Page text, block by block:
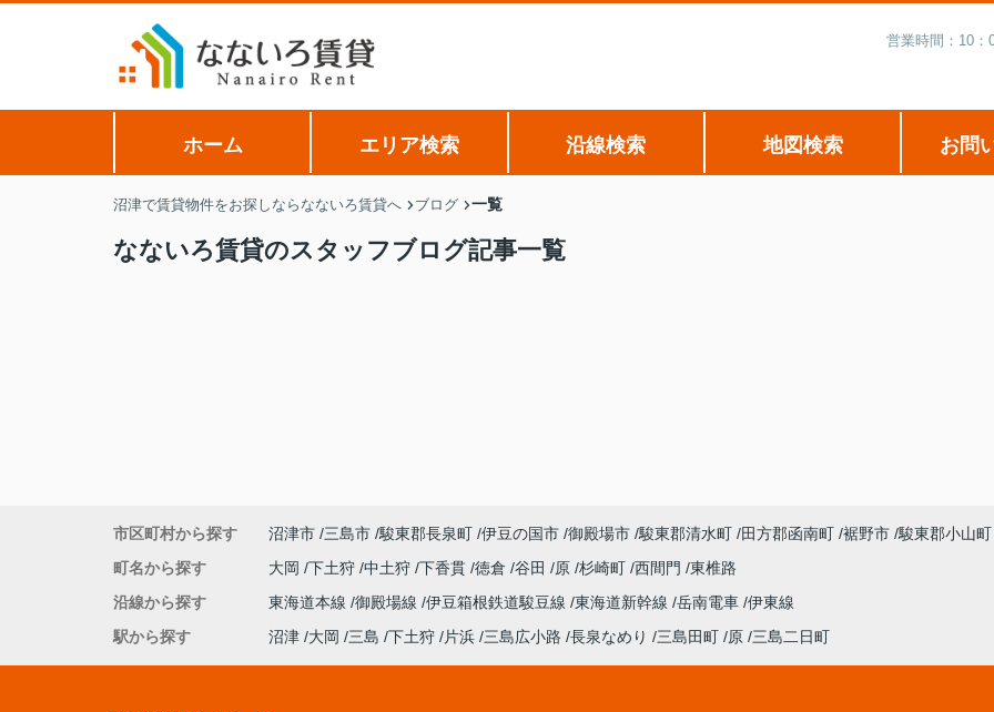
営業時間：10
ホーム エリア検索 沿線検索 地図検索 お問
沼津で賃貸物件をお探しならなないろ賃貸へ ブログ 一覧
なないろ賃貸のスタッフブログ記事一覧
市区町村から探す 沼津市 三島市 駿東郡長泉町 伊豆の国市 御殿場市 駿東郡清水町 田方郡函南町 裾野市 駿東郡小山町
町名から探す
大岡 下土狩 中土狩 下香貫 徳倉 谷田 原 杉崎町 西間門
東椎路
沿線から探す
東海道本線 御殿場線 伊豆箱根鉄道駿豆線 東海道新幹線 岳南電車 伊東線
駅から探す
沼津 大岡 三島 下土狩 片浜 三島広小路 長泉なめり 三島田町 原 三島二日町